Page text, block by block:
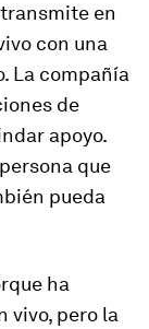
en
con una
La compañía
de
apoyo.
que
pueda
ha
vivo, pero la